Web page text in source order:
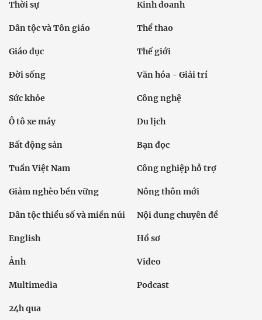
Thời sự Kinh doanh
Dân tộc và Tôn giáo Thể thao
Giáo dục Thế giới
Đời sống Văn hóa - Giải trí
Sức khỏe Công nghệ
Ô tô xe máy Du lịch
Bất động sản Bạn đọc
Tuần Việt Nam Công nghiệp hỗ trợ
Giảm nghèo bền vững Nông thôn mới
Dân tộc thiểu số và miền núi Nội dung chuyên đề
English Hồ sơ
Ảnh Video
Multimedia Podcast
24h qua